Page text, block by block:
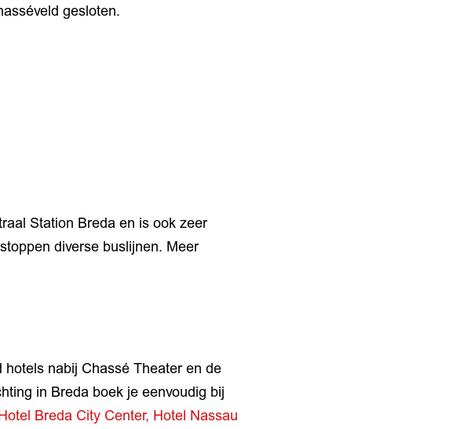
gesloten.
Station Breda en is ook zeer
diverse buslijnen. Meer
nabij Chassé Theater en de
in Breda boek je eenvoudig bij
Breda City Center, Hotel Nassau